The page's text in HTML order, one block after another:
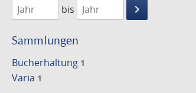
bis
keyboard_arrow_right
Suche
Sammlungen
Bucherhaltung 1
Varia 1